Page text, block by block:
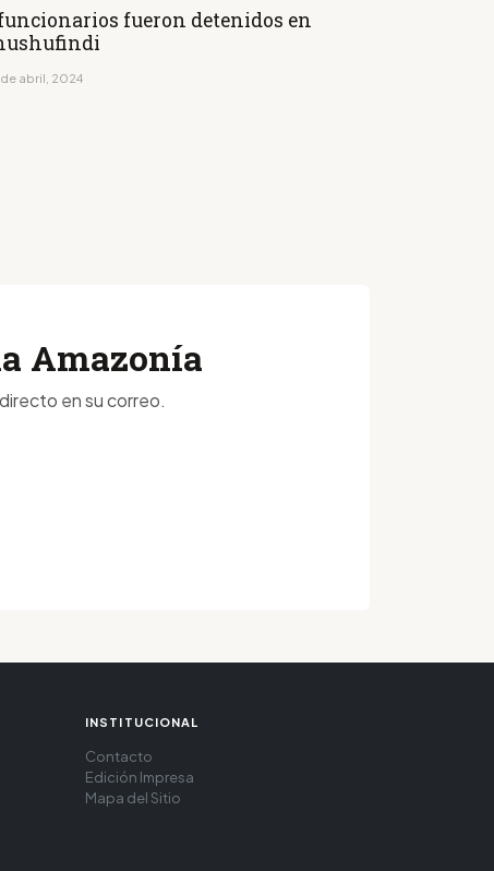
fueron detenidos en
abril, 2024
Amazonía
en su correo.
INSTITUCIONAL
Contacto
Edición Impresa
Mapa del Sitio